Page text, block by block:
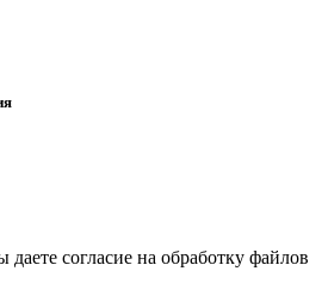
согласие на обработку файлов